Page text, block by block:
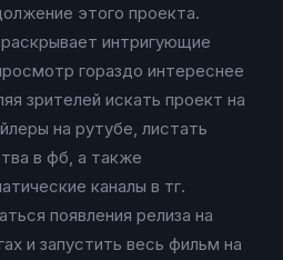
этого проекта.
интригующие
гораздо интереснее
зрителей искать проект на
на рутубе, листать
в фб, а также
каналы в тг.
появления релиза на
и запустить весь фильм на